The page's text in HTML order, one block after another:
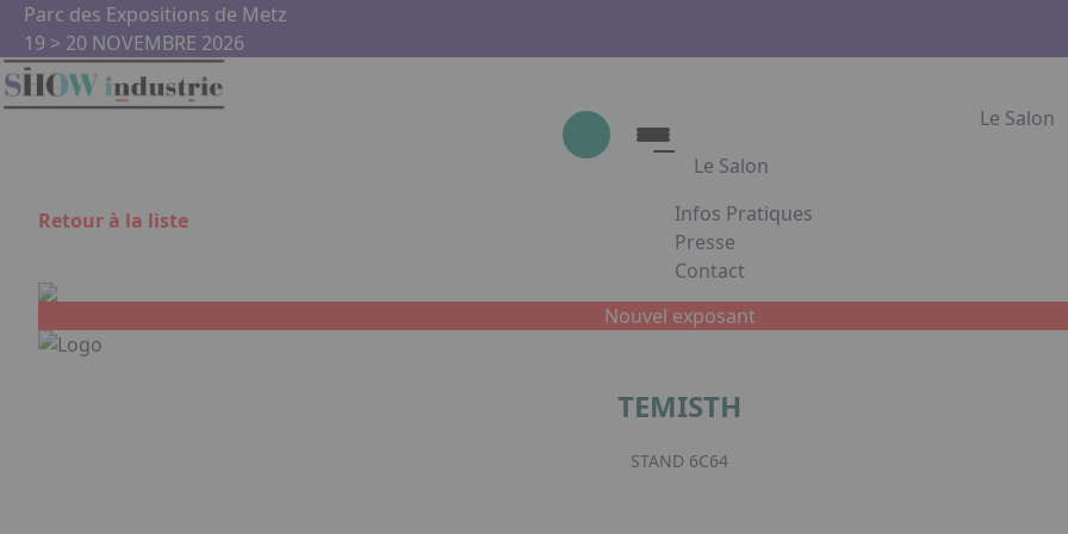
Aller au contenu principal
Parc des Expositions de Metz
19 > 20 NOVEMBRE 2026
Le Salon
Le Salon
Le Salon
Show Industrie
Partenaires
Show Industrie en images
Infos Pratiques
Presse
Contact
Appuyez sur Entrée pour ouvrir le lien.
Retour à la liste
Nouvel exposant
TEMISTH
STAND 6C64
Panneau de gestion des cookies